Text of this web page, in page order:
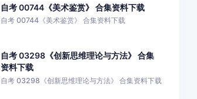
自考 00744《美术鉴赏》 合集资料下载
自考 00744《美术鉴赏》 合集资料下载
自考 03298《创新思维理论与方法》 合集
资料下载
自考 03298《创新思维理论与方法》 合集资料下载